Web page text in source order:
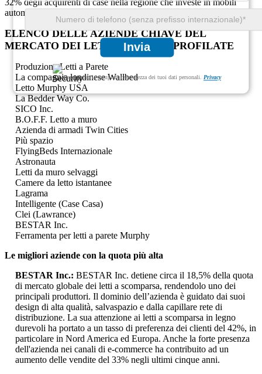
Invia
Garantiamo la completa riservatezza dei tuoi dati personali. Privacy
32% degli acquirenti di case nella regione che investe in mobili
automatizzati e convertibili.
ELENCO DELLE AZIENDE CHIAVE DEL
MERCATO DEI LETTI A PARETE PROFILATE
Produzione Letti a Parete
La compagnia londinese Wallbed
Letto Murphy USA
La Bedder Way Co.
SICO Inc.
B.O.F.F. Letto a muro
Azienda di armadi Twin Cities
Più spazio
FlyingBeds Internazionale
Astronauta
Letti da muro selvaggi
Camere da letto istantanee
Lagrama
Intelligente (Case Casa)
Clei (Lawrance)
BESTAR Inc.
Ferramenta per letti a parete Murphy
Le migliori aziende con la quota più alta
BESTAR Inc.: BESTAR Inc. detiene circa il 18,5% della quota
di mercato globale dei letti a scomparsa, rendendolo uno dei
principali produttori. Il dominio dell’azienda è guidato dai suoi
design di alta qualità, salvaspazio e dalla capillare rete di
distribuzione. La sua attenzione ai letti a scomparsa in legno
durevoli ha portato a un tasso di preferenza dei clienti del 42%, in
particolare in Nord America ed Europa. Anche la forte presenza
dell'azienda nei canali di e-commerce ha contribuito ad un
aumento delle vendite del 33% negli ultimi cinque anni.